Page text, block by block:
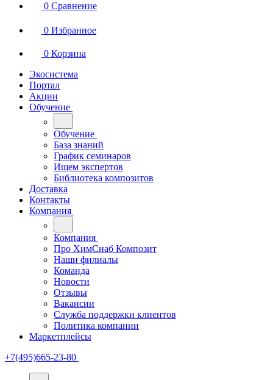
0 Сравнение
0 Избранное
0 Корзина
Экосистема
Портал
Акции
Обучение
Обучение
База знаний
График семинаров
Ищем экспертов
Библиотека композитов
Доставка
Контакты
Компания
Компания
Про ХимСнаб Композит
Наши филиалы
Команда
Новости
Отзывы
Вакансии
Служба поддержки клиентов
Политика компании
Маркетплейсы
+7(495)665-23-80